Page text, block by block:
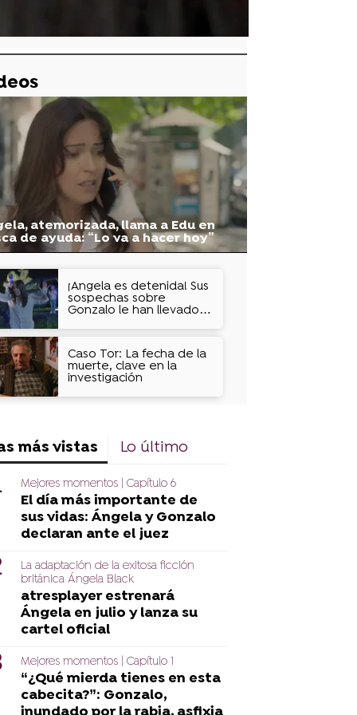
atemorizada, llama a Edu en
de ayuda: “Lo va a hacer hoy”
¡Ángela es detenida! Sus
sospechas sobre
Gonzalo le han llevado a
arpón
Caso Tor: La fecha de la
muerte, clave en la
investigación
más vistas Lo último
Mejores momentos | Capítulo 6
El día más importante de
sus vidas: Ángela y Gonzalo
declaran ante el juez
La adaptación de la exitosa ficción
británica Ángela Black
atresplayer estrenará
Ángela en julio y lanza su
cartel oficial
Mejores momentos | Capítulo 1
“¿Qué mierda tienes en esta
cabecita?”: Gonzalo,